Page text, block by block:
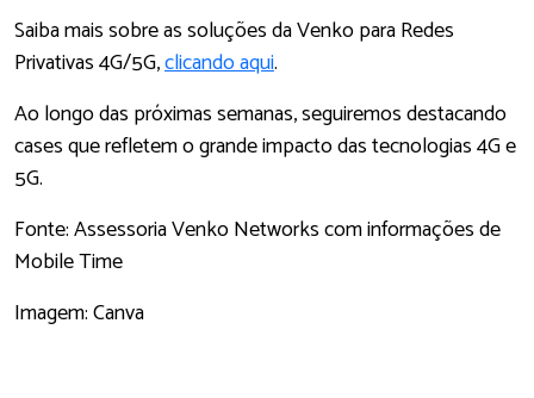
Saiba mais sobre as soluções da Venko para Redes
Privativas 4G/5G,clicando aqui.
Ao longo das próximas semanas, seguiremos destacando
cases que refletem o grande impacto das tecnologias 4G e
5G.
Fonte: Assessoria Venko Networks com informações de
Mobile Time
Imagem: Canva